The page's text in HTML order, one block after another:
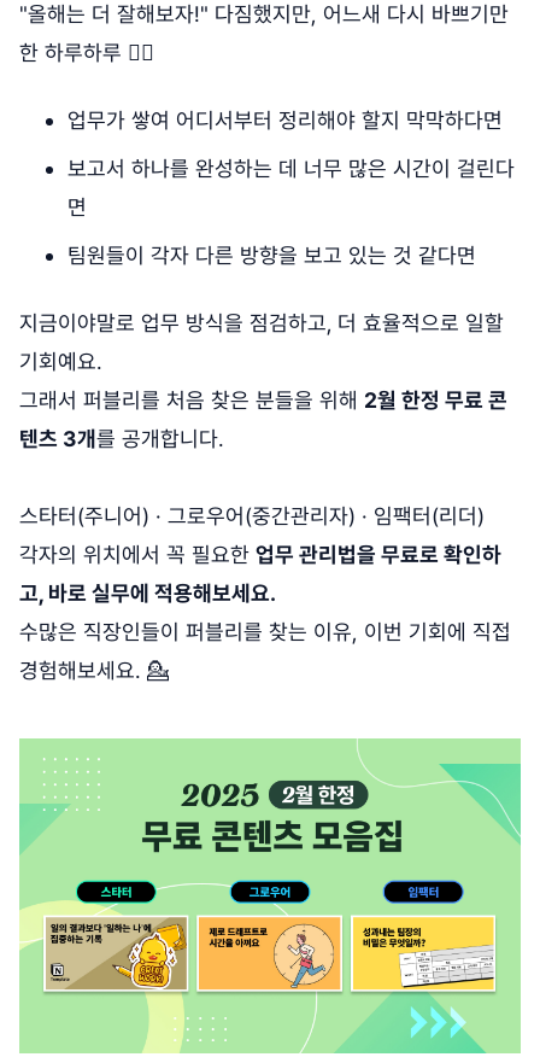
"올해는 더 잘해보자!" 다짐했지만, 어느새 다시 바쁘기만
한 하루하루 😵‍💫
업무가 쌓여 어디서부터 정리해야 할지 막막하다면
보고서 하나를 완성하는 데 너무 많은 시간이 걸린다
면
팀원들이 각자 다른 방향을 보고 있는 것 같다면
지금이야말로 업무 방식을 점검하고, 더 효율적으로 일할
기회예요.
그래서 퍼블리를 처음 찾은 분들을 위해 2월 한정 무료 콘
텐츠 3개를 공개합니다.
스타터(주니어) · 그로우어(중간관리자) · 임팩터(리더)
각자의 위치에서 꼭 필요한 업무 관리법을 무료로 확인하
고, 바로 실무에 적용해보세요.
수많은 직장인들이 퍼블리를 찾는 이유, 이번 기회에 직접
경험해보세요. 💁